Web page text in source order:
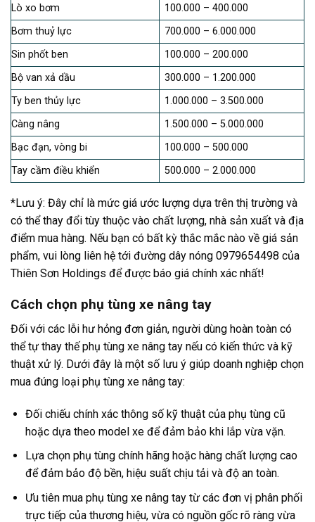
Lò xo bơm
100.000 – 400.000
Bơm thuỷ lực
700.000 – 6.000.000
Sin phốt ben
100.000 – 200.000
Bộ van xả dầu
300.000 – 1.200.000
Ty ben thủy lực
1.000.000 – 3.500.000
Càng nâng
1.500.000 – 5.000.000
Bạc đạn, vòng bi
100.000 – 500.000
Tay cầm điều khiển
500.000 – 2.000.000
*Lưu ý: Đây chỉ là mức giá ước lượng dựa trên thị trường và
có thể thay đổi tùy thuộc vào chất lượng, nhà sản xuất và địa
điểm mua hàng. Nếu bạn có bất kỳ thắc mắc nào về giá sản
phẩm, vui lòng liên hệ tới đường dây nóng 0979654498 của
Thiên Sơn Holdings để được báo giá chính xác nhất!
Cách chọn phụ tùng xe nâng tay
Đối với các lỗi hư hỏng đơn giản, người dùng hoàn toàn có
thể tự thay thế phụ tùng xe nâng tay nếu có kiến thức và kỹ
thuật xử lý. Dưới đây là một số lưu ý giúp doanh nghiệp chọn
mua đúng loại phụ tùng xe nâng tay:
Đối chiếu chính xác thông số kỹ thuật của phụ tùng cũ
hoặc dựa theo model xe để đảm bảo khi lắp vừa vặn.
Lựa chọn phụ tùng chính hãng hoặc hàng chất lượng cao
để đảm bảo độ bền, hiệu suất chịu tải và độ an toàn.
Ưu tiên mua phụ tùng xe nâng tay từ các đơn vị phân phối
trực tiếp của thương hiệu, vừa có nguồn gốc rõ ràng vừa